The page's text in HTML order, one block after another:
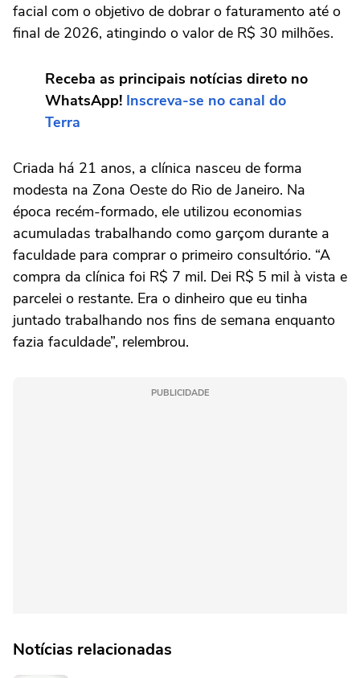
facial com o objetivo de dobrar o faturamento até o
final de 2026, atingindo o valor de R$ 30 milhões.
Receba as principais notícias direto no
WhatsApp! Inscreva-se no canal do
Terra
Criada há 21 anos, a clínica nasceu de forma
modesta na Zona Oeste do Rio de Janeiro. Na
época recém-formado, ele utilizou economias
acumuladas trabalhando como garçom durante a
faculdade para comprar o primeiro consultório. “A
compra da clínica foi R$ 7 mil. Dei R$ 5 mil à vista e
parcelei o restante. Era o dinheiro que eu tinha
juntado trabalhando nos fins de semana enquanto
fazia faculdade”, relembrou.
PUBLICIDADE
Notícias relacionadas